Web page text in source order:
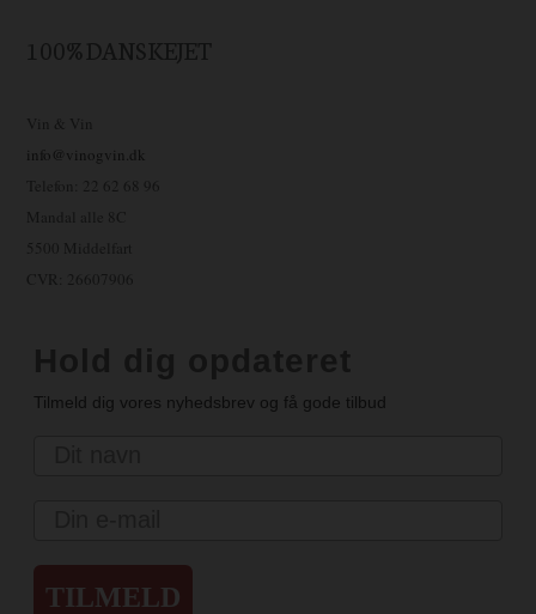
100% DANSKEJET
Vin & Vin
info@vinogvin.dk
Telefon: 22 62 68 96
Mandal alle 8C
5500 Middelfart
CVR: 26607906
Tilmeld dig vores nyhedsbrev og få gode tilbud
TILMELD